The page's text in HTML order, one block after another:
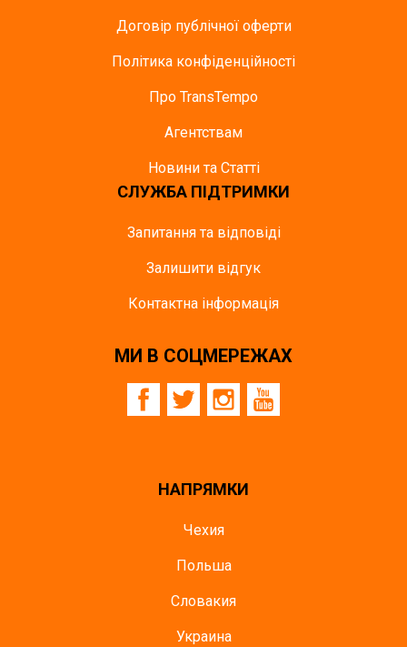
Договір публічної оферти
Політика конфіденційності
Про TransTempo
Агентствам
Новини та Статті
СЛУЖБА ПІДТРИМКИ
Запитання та відповіді
Залишити відгук
Контактна інформація
МИ В СОЦМЕРЕЖАХ
НАПРЯМКИ
Чехия
Польша
Словакия
Украина